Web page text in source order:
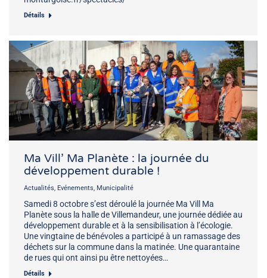
Détails
Ma Vill’ Ma Planète : la journée du
développement durable !
Actualités, Evénements, Municipalité
Samedi 8 octobre s’est déroulé la journée Ma Vill Ma
Planète sous la halle de Villemandeur, une journée dédiée au
développement durable et à la sensibilisation à l’écologie.
Une vingtaine de bénévoles a participé à un ramassage des
déchets sur la commune dans la matinée. Une quarantaine
de rues qui ont ainsi pu être nettoyées…
Détails